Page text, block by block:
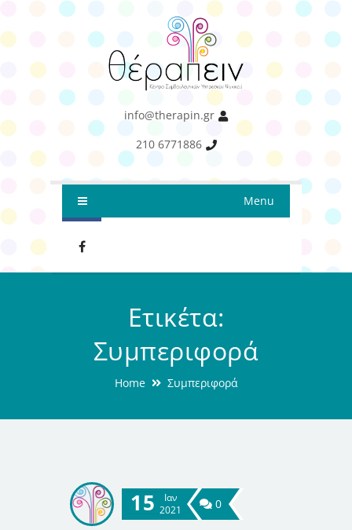
info@therapin.gr
210 6771886
Menu
Ετικέτα:
Συμπεριφορά
Home Συμπεριφορά
15
Ιαν
2021
0